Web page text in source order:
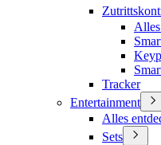
Tracker
Entertainment
Alles
Sets